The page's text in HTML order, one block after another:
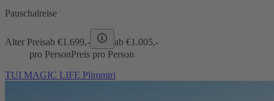
Pauschalreise
Alter Preisab €1.699,- ab €1.005,-
pro PersonPreis pro Person
TUI MAGIC LIFE Plimmiri